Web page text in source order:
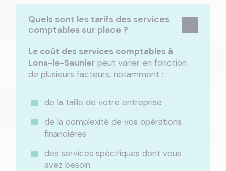
Quels sont les tarifs des services
comptables sur place ?
Le coût des services comptables à
Lons-le-Saunier peut varier en fonction
de plusieurs facteurs, notamment :
de la taille de votre entreprise
de la complexité de vos opérations
financières
des services spécifiques dont vous
avez besoin.